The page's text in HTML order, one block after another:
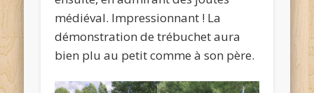
médiéval. Impressionnant ! La
démonstration de trébuchet aura
bien plu au petit comme à son père.